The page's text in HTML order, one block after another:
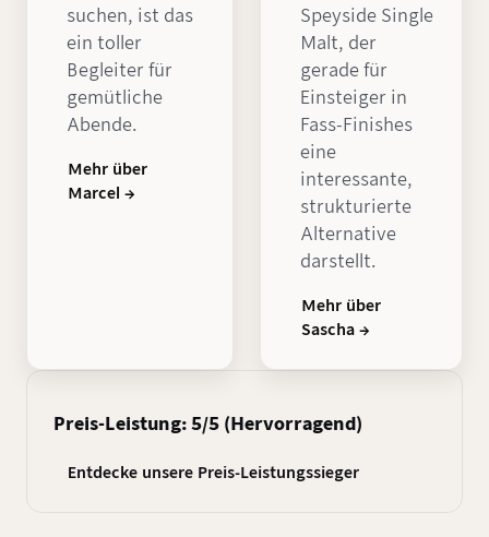
suchen, ist das
ein toller
Begleiter für
gemütliche
Abende.
Mehr über
Marcel →
Speyside Single
Malt, der
gerade für
Einsteiger in
Fass-Finishes
eine
interessante,
strukturierte
Alternative
darstellt.
Mehr über
Sascha →
Preis-Leistung: 5/5 (Hervorragend)
Entdecke unsere Preis-Leistungssieger